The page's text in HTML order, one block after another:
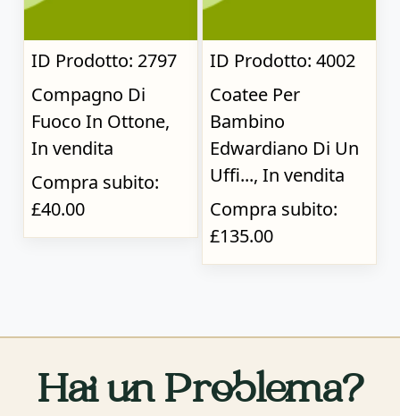
ID Prodotto: 2797
Compagno Di
Fuoco In Ottone,
In vendita
Compra subito:
£40.00
ID Prodotto: 4002
Coatee Per
Bambino
Edwardiano Di Un
Uffi..., In vendita
Compra subito:
£135.00
Hai un Problema?